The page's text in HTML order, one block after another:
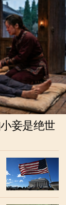
妾是绝世